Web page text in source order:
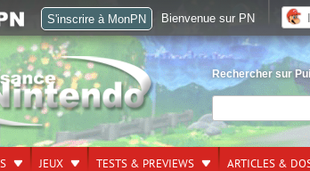
Rechercher sur
JEUX TESTS & PREVIEWS ARTICLES &
S'inscrire à MonPN Bienvenue sur PN